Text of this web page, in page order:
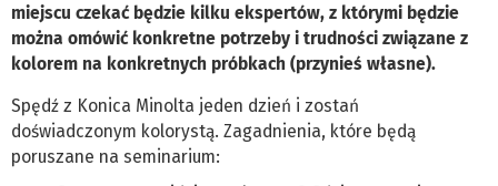
miejscu czekać będzie kilku ekspertów, z którymi będzie
można omówić konkretne potrzeby i trudności związane z
kolorem na konkretnych próbkach (przynieś własne).
Spędź z Konica Minolta jeden dzień i zostań
doświadczonym kolorystą. Zagadnienia, które będą
poruszane na seminarium: